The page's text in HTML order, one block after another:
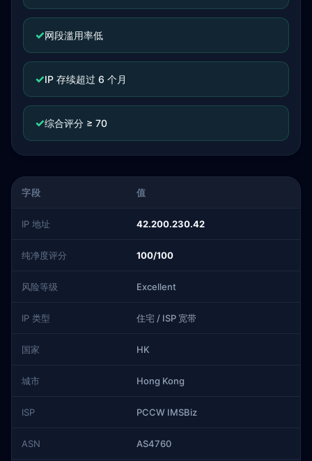
✓网段滥用率低
✓IP 存续超过 6 个月
✓综合评分 ≥ 70
字段 值
IP 地址 42.200.230.42
纯净度评分 100/100
风险等级 Excellent
IP 类型 住宅 / ISP 宽带
国家 HK
城市 Hong Kong
ISP PCCW IMSBiz
ASN AS4760